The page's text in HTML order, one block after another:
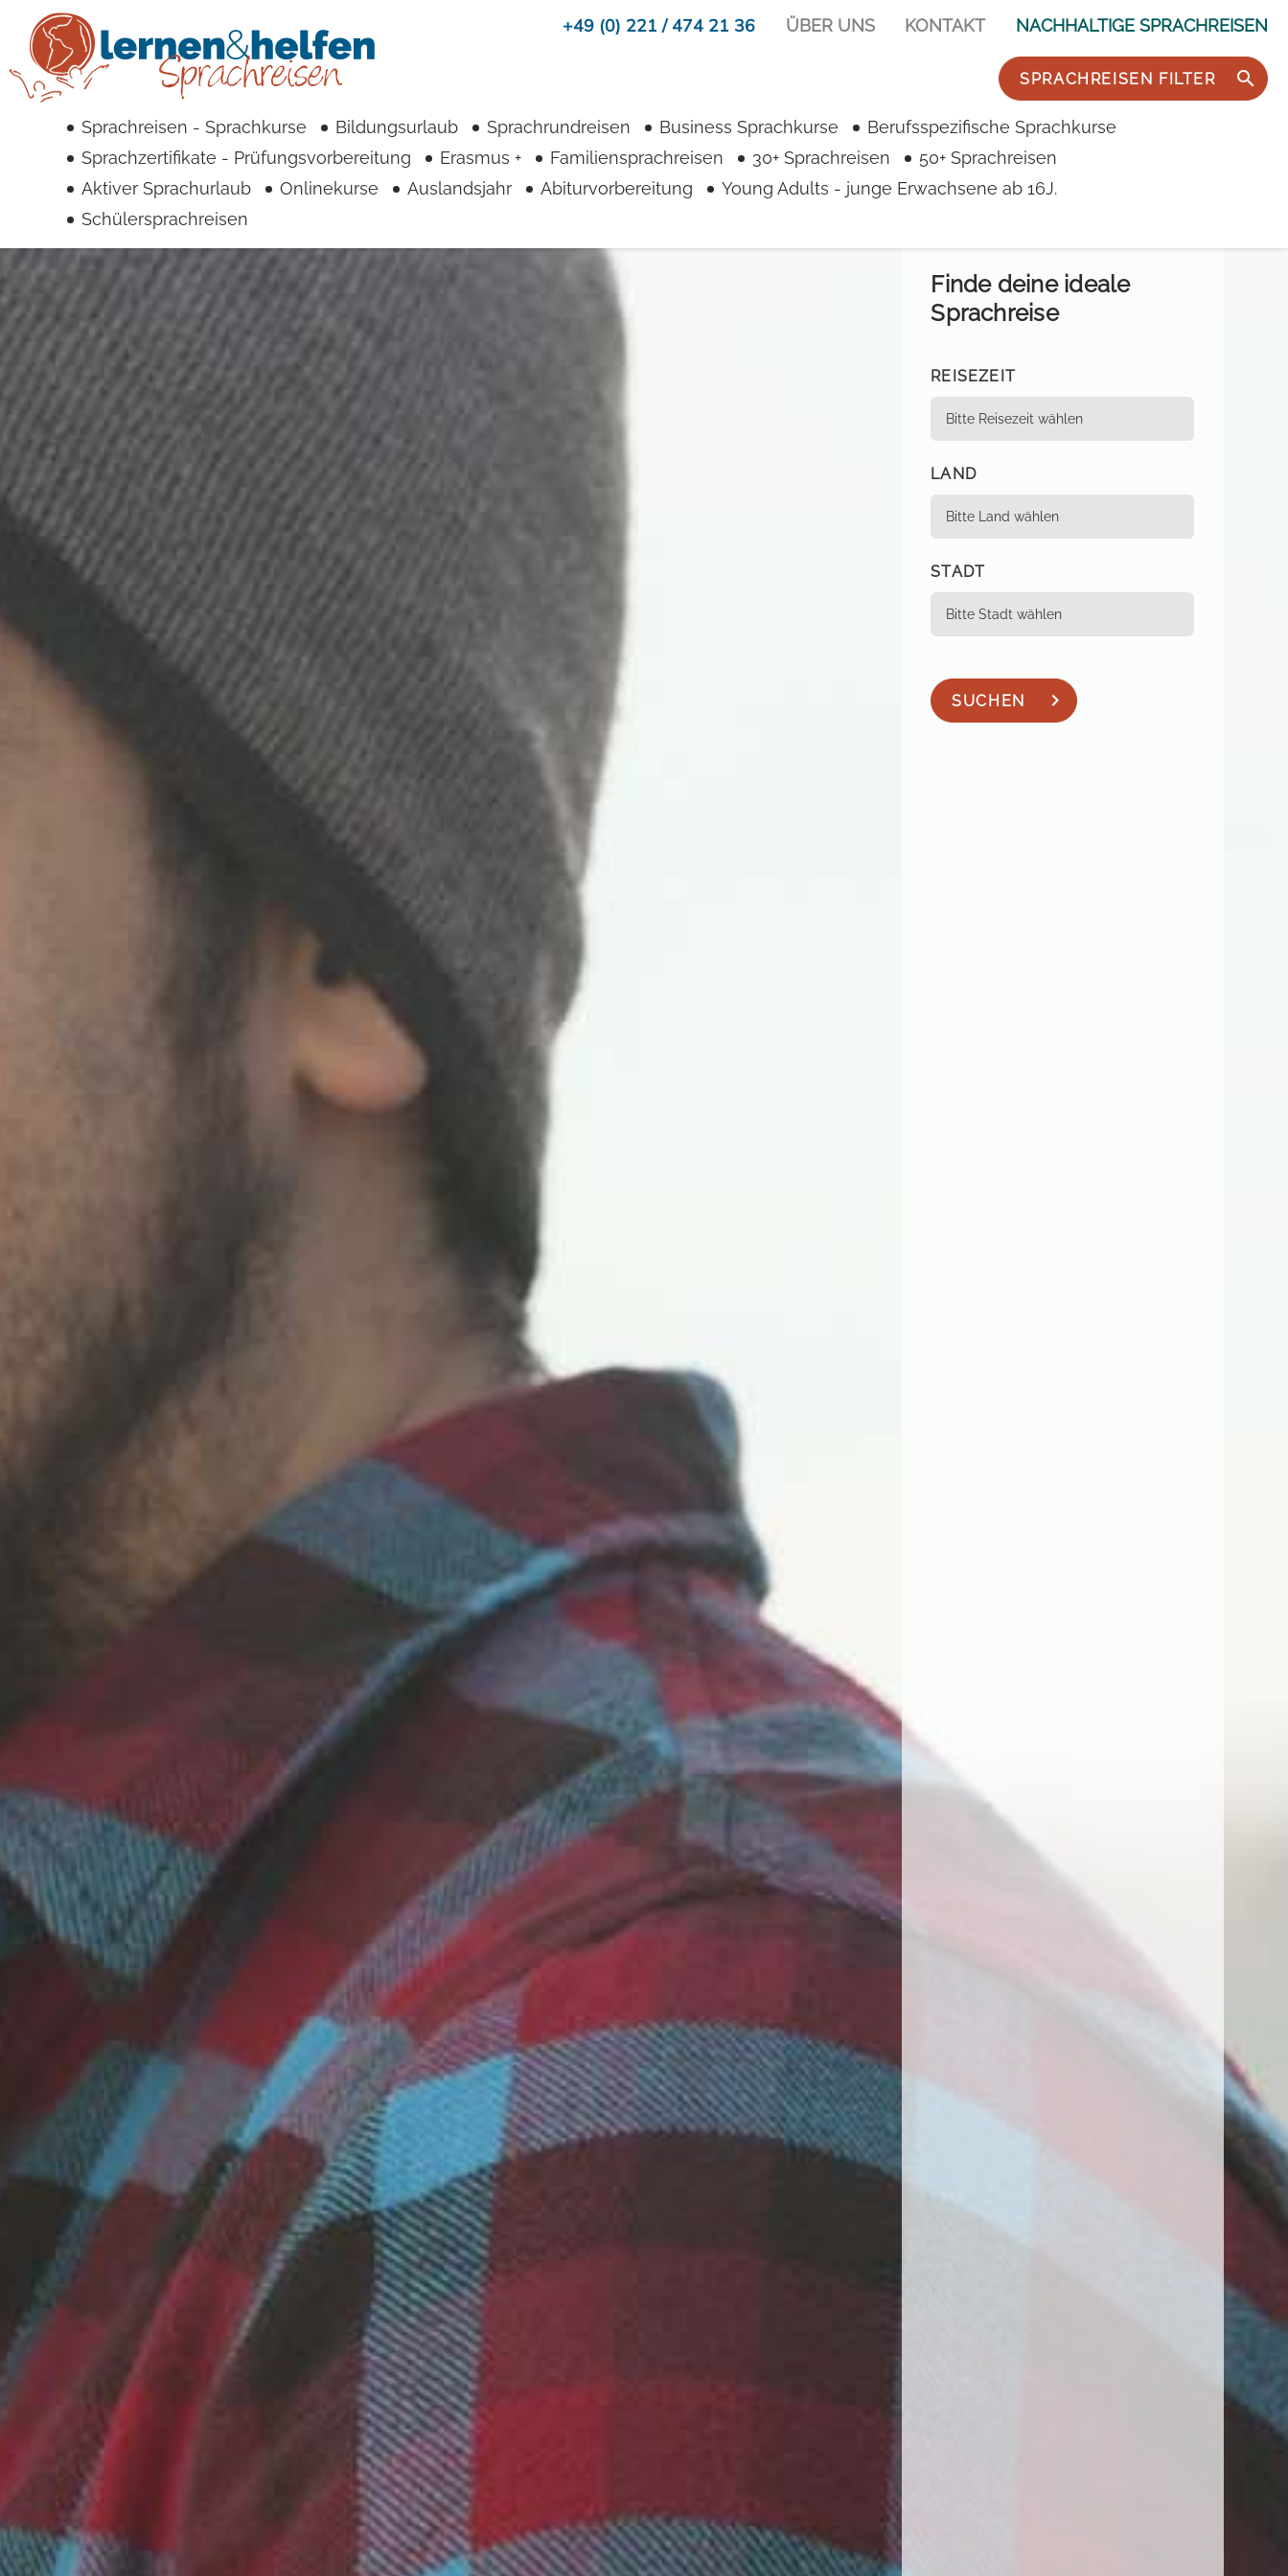
+49 (0) 221 / 474 21 36 ÜBER UNS KONTAKT NACHHALTIGE SPRACHREISEN
SPRACHREISEN FILTER
Sprachreisen - Sprachkurse Bildungsurlaub Sprachrundreisen Business Sprachkurse
Berufsspezifische Sprachkurse
Sprachzertifikate - Prüfungsvorbereitung
Erasmus + Familiensprachreisen 30+ Sprachreisen
50+ Sprachreisen
Aktiver Sprachurlaub
Onlinekurse Auslandsjahr Abiturvorbereitung
Young Adults - junge Erwachsene ab 16J.
Schülersprachreisen
Finde deine ideale
Sprachreise
REISEZEIT
LAND
STADT
SUCHEN